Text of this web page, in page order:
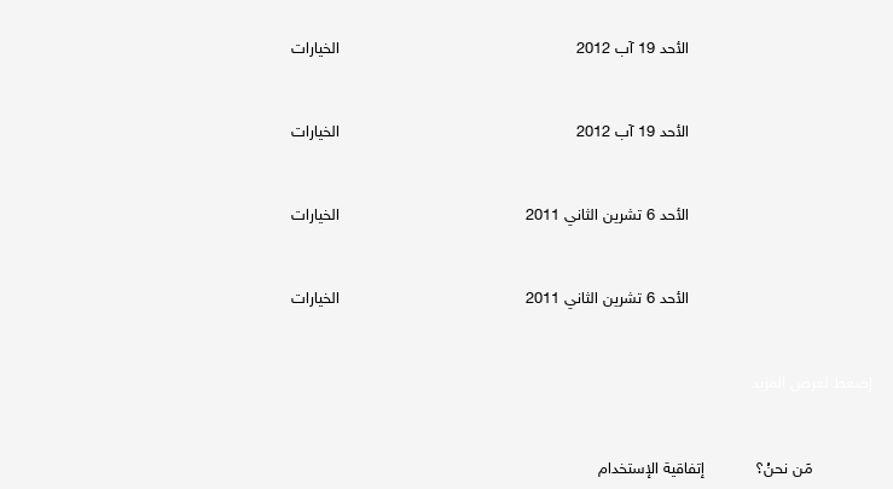
الأحد 19 آب 2012 الخيارات
الأحد 19 آب 2012 الخيارات
الأحد 6 تشرين الثاني 2011 الخيارات
الأحد 6 تشرين الثاني 2011 الخيارات
إتفاقية الإستخدام مَن نحنُ؟